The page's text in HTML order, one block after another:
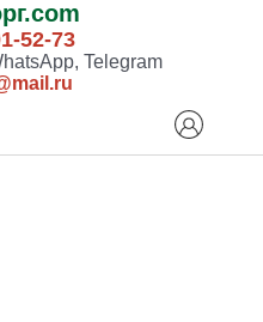
52-73
Telegram